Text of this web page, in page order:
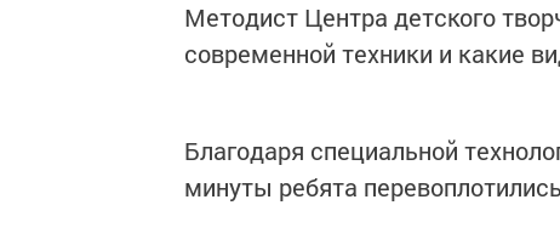
Методист Центра детского
современной техники и какие
Благодаря специальной
минуты ребята